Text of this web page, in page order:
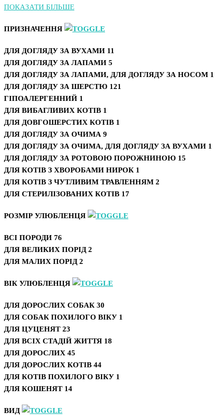
ПОКАЗАТИ БІЛЬШЕ
ПРИЗНАЧЕННЯ
ДЛЯ ДОГЛЯДУ ЗА ВУХАМИ 11
ДЛЯ ДОГЛЯДУ ЗА ЛАПАМИ 5
ДЛЯ ДОГЛЯДУ ЗА ЛАПАМИ, ДЛЯ ДОГЛЯДУ ЗА НОСОМ 1
ДЛЯ ДОГЛЯДУ ЗА ШЕРСТЮ 121
ГІПОАЛЕРГЕННИЙ 1
ДЛЯ ВИБАГЛИВИХ КОТІВ 1
ДЛЯ ДОВГОШЕРСТИХ КОТІВ 1
ДЛЯ ДОГЛЯДУ ЗА ОЧИМА 9
ДЛЯ ДОГЛЯДУ ЗА ОЧИМА, ДЛЯ ДОГЛЯДУ ЗА ВУХАМИ 1
ДЛЯ ДОГЛЯДУ ЗА РОТОВОЮ ПОРОЖНИНОЮ 15
ДЛЯ КОТІВ З ХВОРОБАМИ НИРОК 1
ДЛЯ КОТІВ З ЧУТЛИВИМ ТРАВЛЕННЯМ 2
ДЛЯ СТЕРИЛІЗОВАНИХ КОТІВ 17
РОЗМІР УЛЮБЛЕНЦЯ
ВСІ ПОРОДИ 76
ДЛЯ ВЕЛИКИХ ПОРІД 2
ДЛЯ МАЛИХ ПОРІД 2
ВІК УЛЮБЛЕНЦЯ
ДЛЯ ДОРОСЛИХ СОБАК 30
ДЛЯ СОБАК ПОХИЛОГО ВІКУ 1
ДЛЯ ЦУЦЕНЯТ 23
ДЛЯ ВСІХ СТАДІЙ ЖИТТЯ 18
ДЛЯ ДОРОСЛИХ 45
ДЛЯ ДОРОСЛИХ КОТІВ 44
ДЛЯ КОТІВ ПОХИЛОГО ВІКУ 1
ДЛЯ КОШЕНЯТ 14
ВИД